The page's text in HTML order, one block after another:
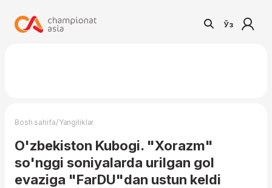
Ўз
Bosh sahifa/Yangiliklar
O'zbekiston Kubogi. "Xorazm"
so'nggi soniyalarda urilgan gol
evaziga "FarDU"dan ustun keldi